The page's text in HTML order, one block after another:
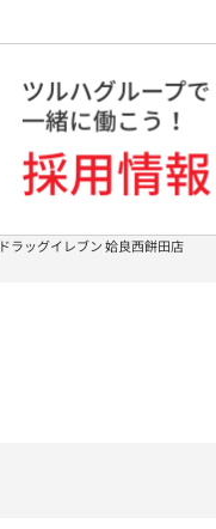
ドラッグイレブン 姶良西餅田店